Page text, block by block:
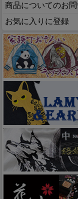
商品についてのお
お気に入りに登録